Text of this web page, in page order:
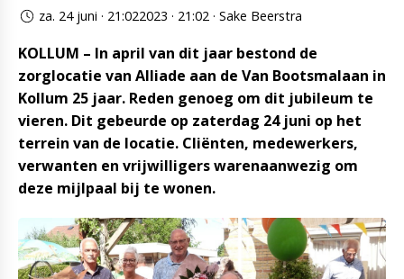
za. 24 juni · 21:022023 · 21:02 · Sake Beerstra
KOLLUM – In april van dit jaar bestond de
zorglocatie van Alliade aan de Van Bootsmalaan in
Kollum 25 jaar. Reden genoeg om dit jubileum te
vieren. Dit gebeurde op zaterdag 24 juni op het
terrein van de locatie. Cliënten, medewerkers,
verwanten en vrijwilligers warenaanwezig om
deze mijlpaal bij te wonen.